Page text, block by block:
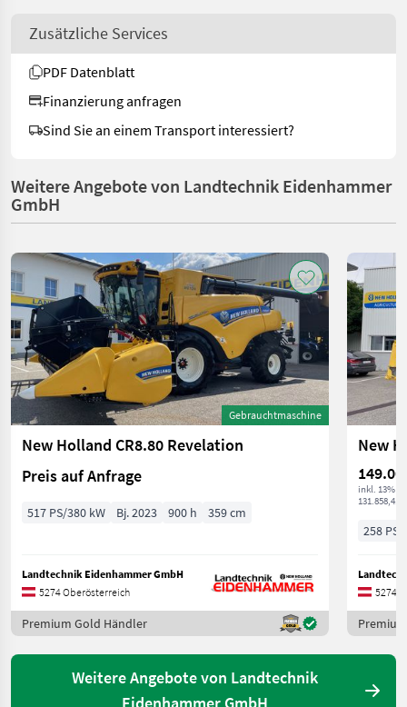
Zusätzliche Services
PDF Datenblatt
Finanzierung anfragen
Sind Sie an einem Transport interessiert?
Weitere Angebote von Landtechnik Eidenhammer
GmbH
Gebrauchtmaschine
New Holland CR8.80 Revelation
Preis auf Anfrage
517 PS/380 kW Bj. 2023 900 h 359 cm
Landtechnik Eidenhammer GmbH
5274 Oberösterreich
Premium Gold Händler
New
inkl. 13%
131.858,41
258 PS/
5274
Weitere Angebote von Landtechnik